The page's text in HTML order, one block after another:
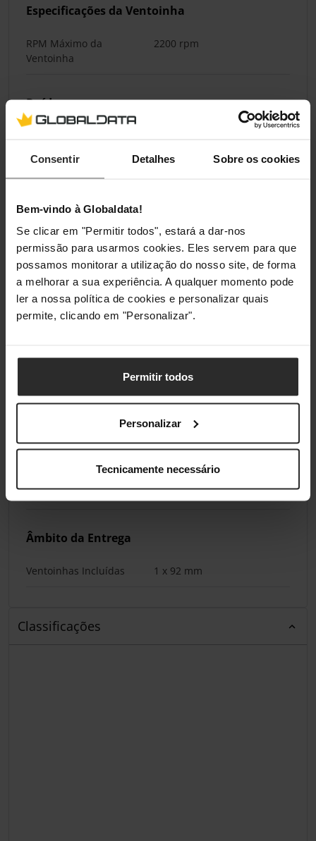
Consentir Detalhes Sobre os cookies
Bem-vindo à Globaldata!
Se clicar em "Permitir todos", estará a dar-nos
permissão para usarmos cookies. Eles servem para que
possamos monitorar a utilização do nosso site, de forma
a melhorar a sua experiência. A qualquer momento pode
ler a nossa política de cookies e personalizar quais
permite, clicando em "Personalizar".
Permitir todos
Personalizar
Tecnicamente necessário
Especificações da Ventoinha
RPM Máximo da
Ventoinha
2200 rpm
Ruído
Conectores da Ventoinha 4 pinos (PWM)
Especificações Térmicas
TDP Máximo 180 W
Material Base da Placa Cobre
Iluminação / RGB Não
Âmbito da Entrega
Ventoinhas Incluídas 1 x 92 mm
Classificações